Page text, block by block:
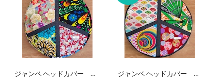
ジャンベ ヘッドカバー
ジャンベ ヘッドカバー